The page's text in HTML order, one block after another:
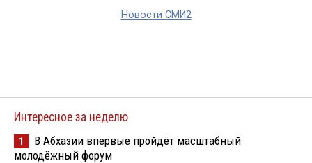
Новости СМИ2
Интересное за неделю
1
В Абхазии впервые пройдёт масштабный
молодёжный форум